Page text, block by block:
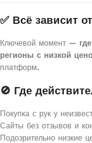
✅ Всё зависит
Ключевой момент —
регионы с низкой
платформ.
🚫 Где
Покупка с рук у
Сайты без отзывов и
Подозрительно низкие